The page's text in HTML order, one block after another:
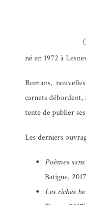
né en 1972 à
Romans,
carnets débordent,
tente de publier
Les derniers
Poèmes
Batigne,
Les riches